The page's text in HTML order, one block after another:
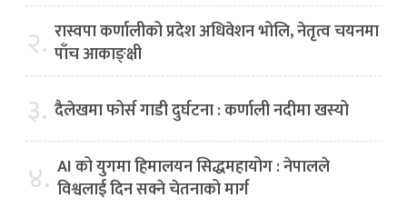
२. रास्वपा कर्णालीको प्रदेश अधिवेशन भोलि, नेतृत्व चयनमा
पाँच आकाङ्क्षी
३. दैलेखमा फोर्स गाडी दुर्घटना : कर्णाली नदीमा खस्यो
४. AI को युगमा हिमालयन सिद्धमहायोग : नेपालले
विश्वलाई दिन सक्ने चेतनाको मार्ग